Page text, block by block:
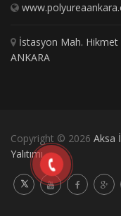
İstasyon Mah.
ANKARA
Copyright © 2026 Aksa
Yalıtımı